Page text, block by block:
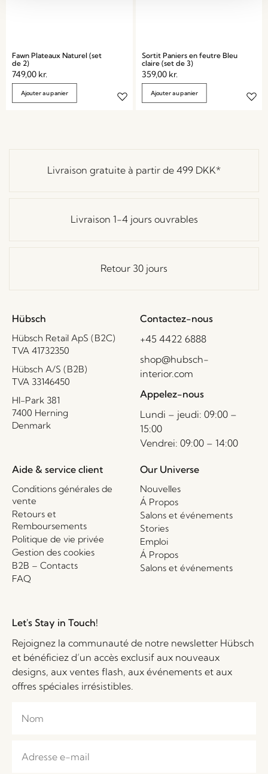
Fawn Plateaux Naturel (set
de 2)
749,00 kr.
Ajouter au panier
Sortit Paniers en feutre Bleu
claire (set de 3)
359,00 kr.
Ajouter au panier
Livraison gratuite à partir de 499 DKK*
Livraison 1-4 jours ouvrables
Retour 30 jours
Hübsch
Hübsch Retail ApS (B2C)
TVA 41732350
Hübsch A/S (B2B)
TVA 33146450
HI-Park 381
7400 Herning
Denmark
Contactez-nous
+45 4422 6888
shop@hubsch-
interior.com
Appelez-nous
Lundi – jeudi: 09:00 –
15:00
Vendrei: 09:00 – 14:00
Aide & service client
Conditions générales de
vente
Retours et
Remboursements
Politique de vie privée
Gestion des cookies
B2B – Contacts
FAQ
Our Universe
Nouvelles
Á Propos
Salons et événements
Stories
Emploi
Á Propos
Salons et événements
Let's Stay in Touch!
Rejoignez la communauté de notre newsletter Hübsch
et bénéficiez d’un accès exclusif aux nouveaux
designs, aux ventes flash, aux événements et aux
offres spéciales irrésistibles.